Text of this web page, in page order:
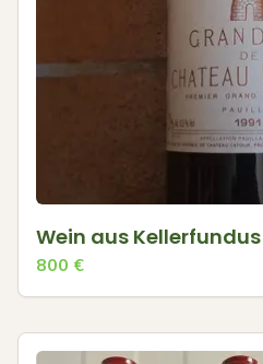
Wein aus Kellerfundus
800 €